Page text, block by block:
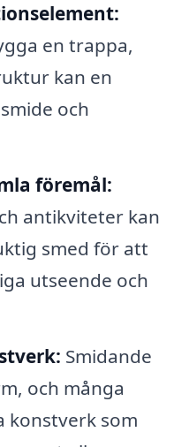
en trappa,
kan en
och
föremål:
antikviteter kan
smed för att
utseende och
Smidande
och många
konstverk som